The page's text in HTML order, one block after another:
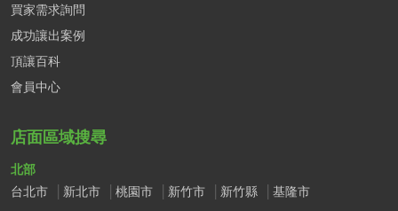
買家需求詢問
成功讓出案例
頂讓百科
會員中心
店面區域搜尋
北部
台北市
新北市 桃園市 新竹市 新竹縣
基隆市